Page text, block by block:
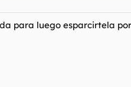
para luego esparcirtela